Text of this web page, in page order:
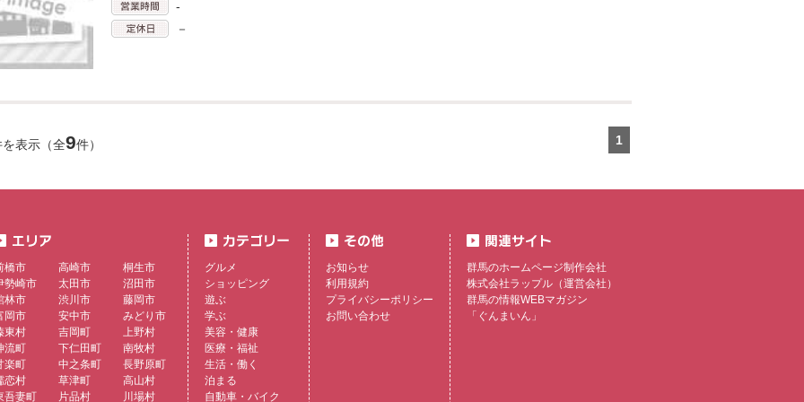
-
－
を表示（全9件） 1
橋市 高崎市
桐生市
勢崎市
太田市
沼田市
林市
渋川市
藤岡市
岡市
安中市
みどり市
東村
吉岡町
上野村
流町
下仁田町
南牧村
楽町
中之条町
長野原町
恋村
草津町
高山村
吾妻町
片品村 川場村
グルメ
ショッピング
遊ぶ
学ぶ
美容・健康
医療・福祉
生活・働く
泊まる
自動車・バイク
お知らせ
利用規約
プライバシーポリシー
お問い合わせ
群馬のホームページ制作会社
株式会社ラップル （運営会社）
群馬の情報WEBマガジン
「ぐんまいん」